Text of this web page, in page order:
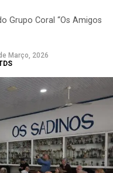
Grupo Coral “Os Amigos
Março, 2026